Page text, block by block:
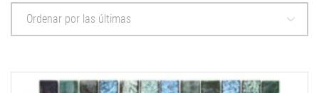
Ordenar por las últimas